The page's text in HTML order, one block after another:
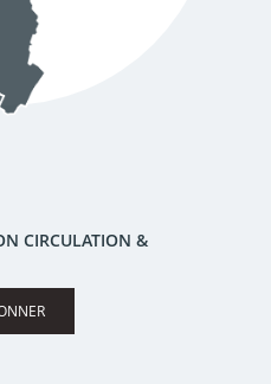
CIRCULATION &